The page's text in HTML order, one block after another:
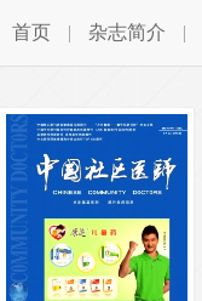
首页 | 杂志简介 |